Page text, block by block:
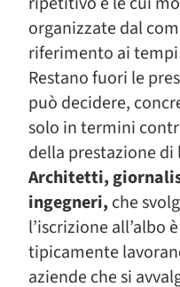
organizzate dal
riferimento ai tempi
Restano fuori le
può decidere,
solo in termini
della prestazione di
Architetti,
ingegneri, che
l’iscrizione all’albo
tipicamente
aziende che si